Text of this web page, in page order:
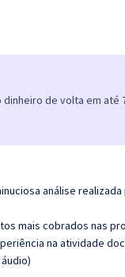
de volta em até
análise
mais cobrados nas
na atividade